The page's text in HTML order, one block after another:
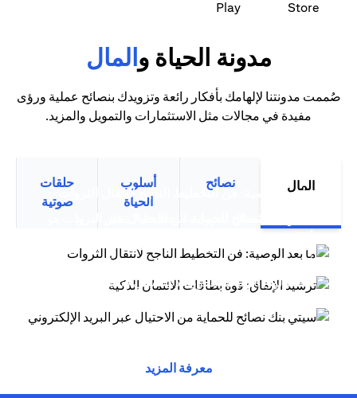
مدونة الحياة و المال
صُممت مدونتنا لإلهامك بأفكار رائعة وتزويدك بنصائح عملية ورؤى
مفيدة في مجالات مثل الاستثمارات والتمويل والمزيد.
المال نصائح
أسلوب
الحياة
حلقات
صوتية
ما بعد الوصية: فن التخطيط الناجح لانتقال الثروات (opens in a new tab)
التخطيط لانتقال الثروات التخطيط لانتقال الثروات هو
ترشيد الإنفاق: قوة بطاقات الائتمان الذكية
سيتي بنك نصائح للحماية من الاحتيال عبر البريد
أسلوب الاحتيال عبر البريد الإلكتروني يتظاهر
المحتالون بأنهم موظفون لدى سيتي وسيخبرونك أنه
معرفة المزيد